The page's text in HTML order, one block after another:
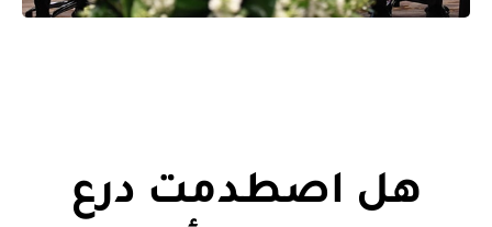
هل اصطدمت درع